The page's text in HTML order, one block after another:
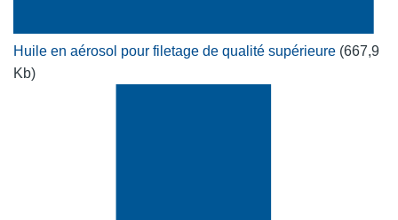
Huile en aérosol pour filetage de qualité supérieure (667,9
Kb)